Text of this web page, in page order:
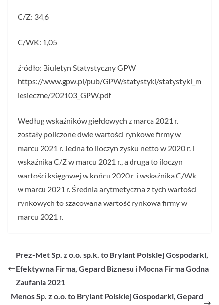
C/Z: 34,6
C/WK: 1,05
źródło: Biuletyn Statystyczny GPW
https://www.gpw.pl/pub/GPW/statystyki/statystyki_m
iesieczne/202103_GPW.pdf
Według wskaźników giełdowych z marca 2021 r.
zostały policzone dwie wartości rynkowe firmy w
marcu 2021 r. Jedna to iloczyn zysku netto w 2020 r. i
wskaźnika C/Z w marcu 2021 r., a druga to iloczyn
wartości księgowej w końcu 2020 r. i wskaźnika C/Wk
w marcu 2021 r. Średnia arytmetyczna z tych wartości
rynkowych to szacowana wartość rynkowa firmy w
marcu 2021 r.
Prez-Met Sp. z o.o. sp.k. to Brylant Polskiej Gospodarki,
Efektywna Firma, Gepard Biznesu i Mocna Firma Godna
Zaufania 2021
Menos Sp. z o.o. to Brylant Polskiej Gospodarki, Gepard